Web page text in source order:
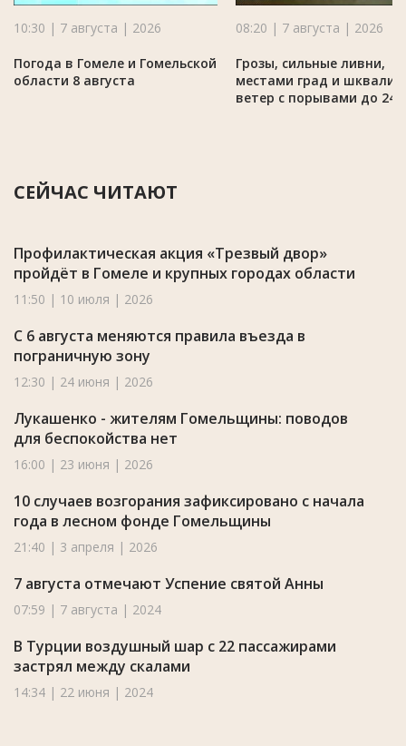
10:30 | 7 августа | 2026
Погода в Гомеле и Гомельской
области 8 августа
08:20 | 7 августа | 2026
Грозы, сильные ливни,
местами град и
ветер с порывами до 24
СЕЙЧАС ЧИТАЮТ
Профилактическая акция «Трезвый двор»
пройдёт в Гомеле и крупных городах области
11:50 | 10 июля | 2026
С 6 августа меняются правила въезда в
пограничную зону
12:30 | 24 июня | 2026
Лукашенко - жителям Гомельщины: поводов
для беспокойства нет
16:00 | 23 июня | 2026
10 случаев возгорания зафиксировано с начала
года в лесном фонде Гомельщины
21:40 | 3 апреля | 2026
7 августа отмечают Успение святой Анны
07:59 | 7 августа | 2024
В Турции воздушный шар с 22 пассажирами
застрял между скалами
14:34 | 22 июня | 2024